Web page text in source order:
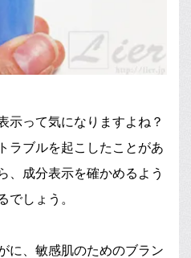
示って気になりますよね？
ラブルを起こしたことがあ
、成分表示を確かめるよう
でしょう。
に、敏感肌のためのブラン